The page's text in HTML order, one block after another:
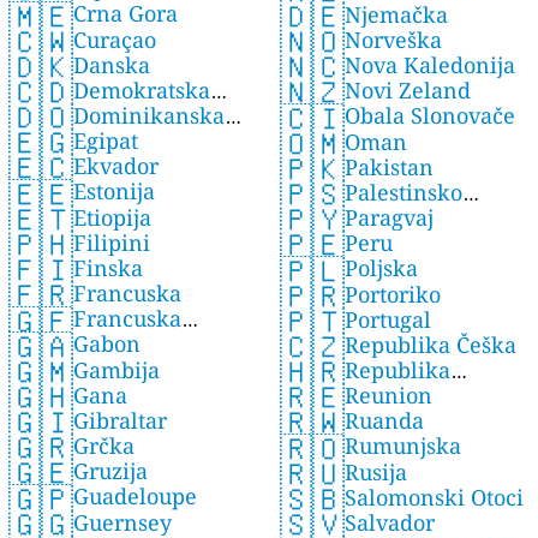
🇲🇪Crna Gora
🇨🇼Curaçao
🇩🇰Danska
🇨🇩Demokratska
Republika Kongo
🇩🇴Dominikanska
Republika
🇪🇬Egipat
🇪🇨Ekvador
🇪🇪Estonija
🇪🇹Etiopija
🇵🇭Filipini
🇫🇮Finska
🇫🇷Francuska
🇬🇫Francuska
Gvajana
🇬🇦Gabon
🇬🇲Gambija
🇬🇭Gana
🇬🇮Gibraltar
🇬🇷Grčka
🇬🇪Gruzija
🇬🇵Guadeloupe
🇬🇬Guernsey
🇩🇪Njemačka
🇳🇴Norveška
🇳🇨Nova Kaledonija
🇳🇿Novi Zeland
🇨🇮Obala Slonovače
🇴🇲Oman
🇵🇰Pakistan
🇵🇸Palestinsko
Područje
🇵🇾Paragvaj
🇵🇪Peru
🇵🇱Poljska
🇵🇷Portoriko
🇵🇹Portugal
🇨🇿Republika Češka
🇭🇷Republika
Hrvatska
🇷🇪Reunion
🇷🇼Ruanda
🇷🇴Rumunjska
🇷🇺Rusija
🇸🇧Salomonski Otoci
🇸🇻Salvador